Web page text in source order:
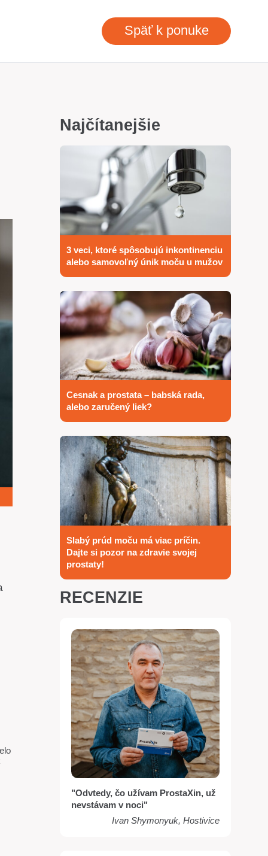
Späť k ponuke
Najčítanejšie
3 veci, ktoré spôsobujú inkontinenciu
alebo samovoľný únik moču u mužov
Cesnak a prostata – babská rada,
alebo zaručený liek?
Slabý prúd moču má viac príčin.
Dajte si pozor na zdravie svojej
prostaty!
RECENZIE
"Odvtedy, čo užívam ProstaXin, už
nevstávam v noci"
Ivan Shymonyuk, Hostivice